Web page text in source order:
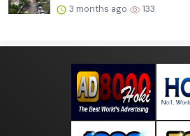
3 months ago 133